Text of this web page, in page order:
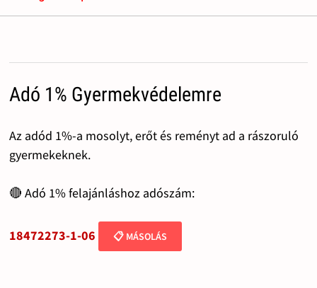
Adó 1% Gyermekvédelemre
Az adód 1%-a mosolyt, erőt és reményt ad a rászoruló
gyermekeknek.
🔴 Adó 1% felajánláshoz adószám:
18472273-1-06 📋 MÁSOLÁS